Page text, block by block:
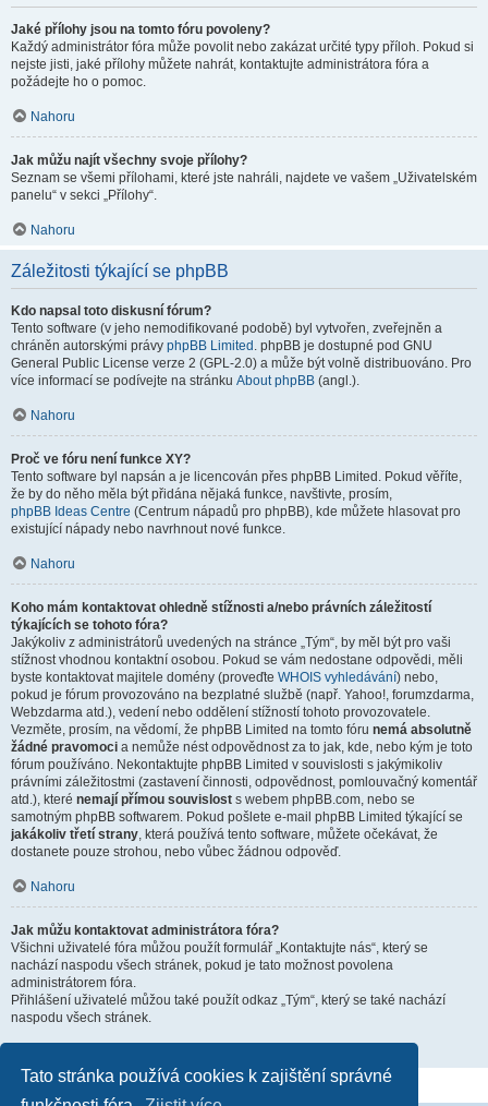
Tato stránka používá cookies k zajištění správné
Jaké přílohy jsou na tomto fóru povoleny?
Každý administrátor fóra může povolit nebo zakázat určité typy příloh. Pokud si
nejste jisti, jaké přílohy můžete nahrát, kontaktujte administrátora fóra a
požádejte ho o pomoc.
Nahoru
Jak můžu najít všechny svoje přílohy?
Seznam se všemi přílohami, které jste nahráli, najdete ve vašem „Uživatelském
panelu“ v sekci „Přílohy“.
Nahoru
Záležitosti týkající se phpBB
Kdo napsal toto diskusní fórum?
Tento software (v jeho nemodifikované podobě) byl vytvořen, zveřejněn a
chráněn autorskými právy phpBB Limited . phpBB je dostupné pod GNU
General Public License verze 2 (GPL-2.0) a může být volně distribuováno. Pro
více informací se podívejte na stránku About phpBB (angl.).
Nahoru
Proč ve fóru není funkce XY?
Tento software byl napsán a je licencován přes phpBB Limited. Pokud věříte,
že by do něho měla být přidána nějaká funkce, navštivte, prosím,
phpBB Ideas Centre (Centrum nápadů pro phpBB), kde můžete hlasovat pro
existující nápady nebo navrhnout nové funkce.
Nahoru
Koho mám kontaktovat ohledně stížnosti a/nebo právních záležitostí
týkajících se tohoto fóra?
Jakýkoliv z administrátorů uvedených na stránce „Tým“, by měl být pro vaši
stížnost vhodnou kontaktní osobou. Pokud se vám nedostane odpovědi, měli
byste kontaktovat majitele domény (proveďte WHOIS vyhledávání) nebo,
pokud je fórum provozováno na bezplatné službě (např. Yahoo!, forumzdarma,
Webzdarma atd.), vedení nebo oddělení stížností tohoto provozovatele.
Vezměte, prosím, na vědomí, že phpBB Limited na tomto fóru nemá absolutně
žádné pravomoci a nemůže nést odpovědnost za to jak, kde, nebo kým je toto
fórum používáno. Nekontaktujte phpBB Limited v souvislosti s jakýmikoliv
právními záležitostmi (zastavení činnosti, odpovědnost, pomlouvačný komentář
atd.), které nemají přímou souvislost s webem phpBB.com, nebo se
samotným phpBB softwarem. Pokud pošlete e-mail phpBB Limited týkající se
jakákoliv třetí strany, která používá tento software, můžete očekávat, že
dostanete pouze strohou, nebo vůbec žádnou odpověď.
Nahoru
Jak můžu kontaktovat administrátora fóra?
Všichni uživatelé fóra můžou použít formulář „Kontaktujte nás“, který se
nachází naspodu všech stránek, pokud je tato možnost povolena
administrátorem fóra.
Přihlášení uživatelé můžou také použít odkaz „Tým“, který se také nachází
naspodu všech stránek.